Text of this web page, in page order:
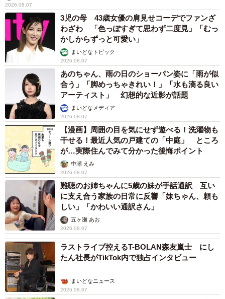
2026.08.07
3児の母 43歳女優の肩見せコーデでファンざ
わざわ 「色っぽすぎて思わず二度見」「むっ
かしからずっと可愛い」
まいどなトピック
2026.08.07
あのちゃん、雨の日のショーパン姿に「雨が似
合う」「脚めっちゃきれい！」「水も滴る良い
アーティスト」 幻想的な近影が話題
まいどなメディア
2026.08.07
【漫画】周囲の目を気にせず遊べる！洗濯物も
干せる！最近人気の戸建ての「中庭」 ところ
が…実際住んでみて分かった後悔ポイント
中瀬 えみ
2026.08.07
難聴のお姉ちゃんに5歳の妹が手話通訳 互い
に支え合う家族の日常に反響「妹ちゃん、頼も
しい」「かわいい通訳さん」
五ヶ瀬 あお
2026.08.07
ラストライブ控えるT-BOLAN森友嵐士 にし
たん社長がTikTok内で独占インタビュー
まいどなニュース
2026.08.07